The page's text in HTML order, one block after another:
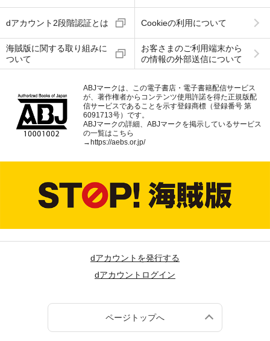
dアカウント2段階認証とは Cookieの利用について
海賊版に関する取り組みに
ついて
お客さまのご利用端末から
の情報の外部送信について
ABJマークは、この電子書店・電子書籍配信サービス
が、著作権者からコンテンツ使用許諾を得た正規版配
信サービスであることを示す登録商標（登録番号 第
6091713号）です。
ABJマークの詳細、ABJマークを掲示しているサービス
の一覧はこちら
→ https://aebs.or.jp/
dアカウントを発行する
dアカウントログイン
ページトップへ